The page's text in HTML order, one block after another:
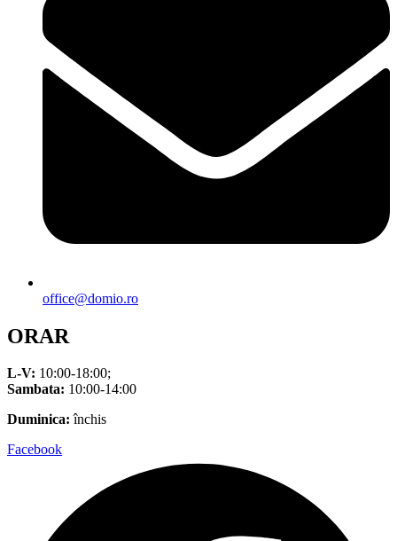
office@domio.ro
ORAR
L-V: 10:00-18:00;
Sambata: 10:00-14:00
Duminica: închis
Facebook